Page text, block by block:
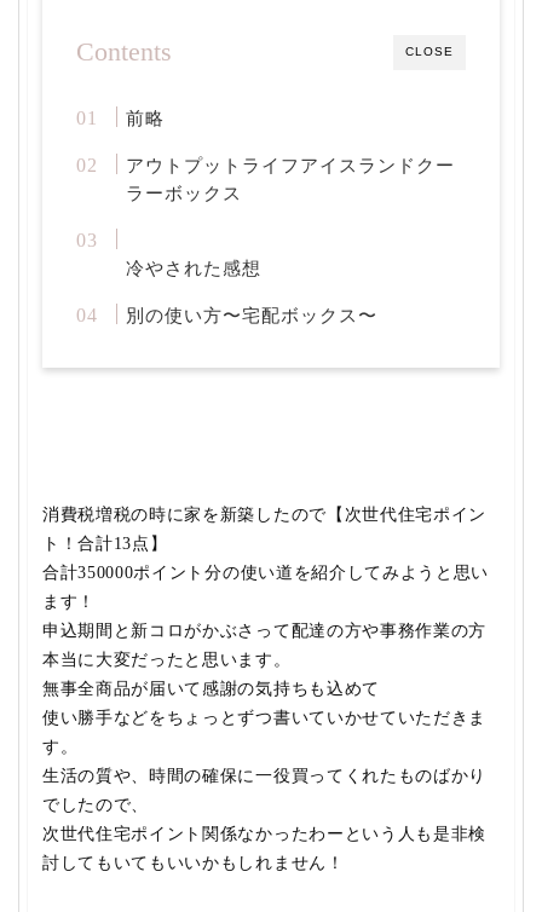
CLOSE
Contents
前略
アウトプットライフアイスランドクー
ラーボックス
冷やされた感想
別の使い方〜宅配ボックス〜
消費税増税の時に家を新築したので 【次世代住宅ポイン
ト！合計13点】
合計350000ポイント分の使い道を紹介してみようと思い
ます！
申込期間と新コロがかぶさって配達の方や事務作業の方
本当に大変だったと思います。
無事全商品が届いて感謝の気持ちも込めて
使い勝手などをちょっとずつ書いていかせていただきま
す。
生活の質や、時間の確保に一役買ってくれたものばかり
でしたので、
次世代住宅ポイント関係なかったわーという人も是非検
討してもいてもいいかもしれません！